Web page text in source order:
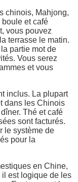
chinois, Mahjong,
et café
vous pouvez
terrasse le matin.
partie mot de
Vous serez
et vous
inclus. La plupart
dans les Chinois
Thé et café
sont facturés.
le système de
pour la
en Chine,
est logique de les